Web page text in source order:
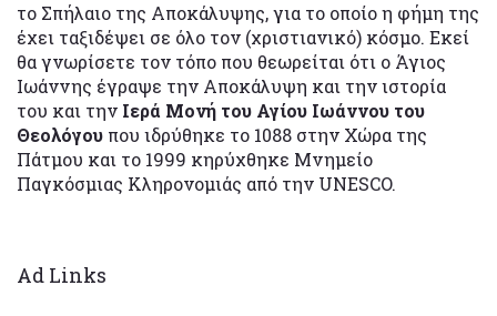
το Σπήλαιο της Αποκάλυψης, για το οποίο η φήμη της
έχει ταξιδέψει σε όλο τον (χριστιανικό) κόσμο. Εκεί
θα γνωρίσετε τον τόπο που θεωρείται ότι ο Άγιος
Ιωάννης έγραψε την Αποκάλυψη και την ιστορία
του και την Ιερά Μονή του Αγίου Ιωάννου του
Θεολόγου που ιδρύθηκε το 1088 στην Χώρα της
Πάτμου και το 1999 κηρύχθηκε Μνημείο
Παγκόσμιας Κληρονομιάς από την UNESCO.
Ad Links